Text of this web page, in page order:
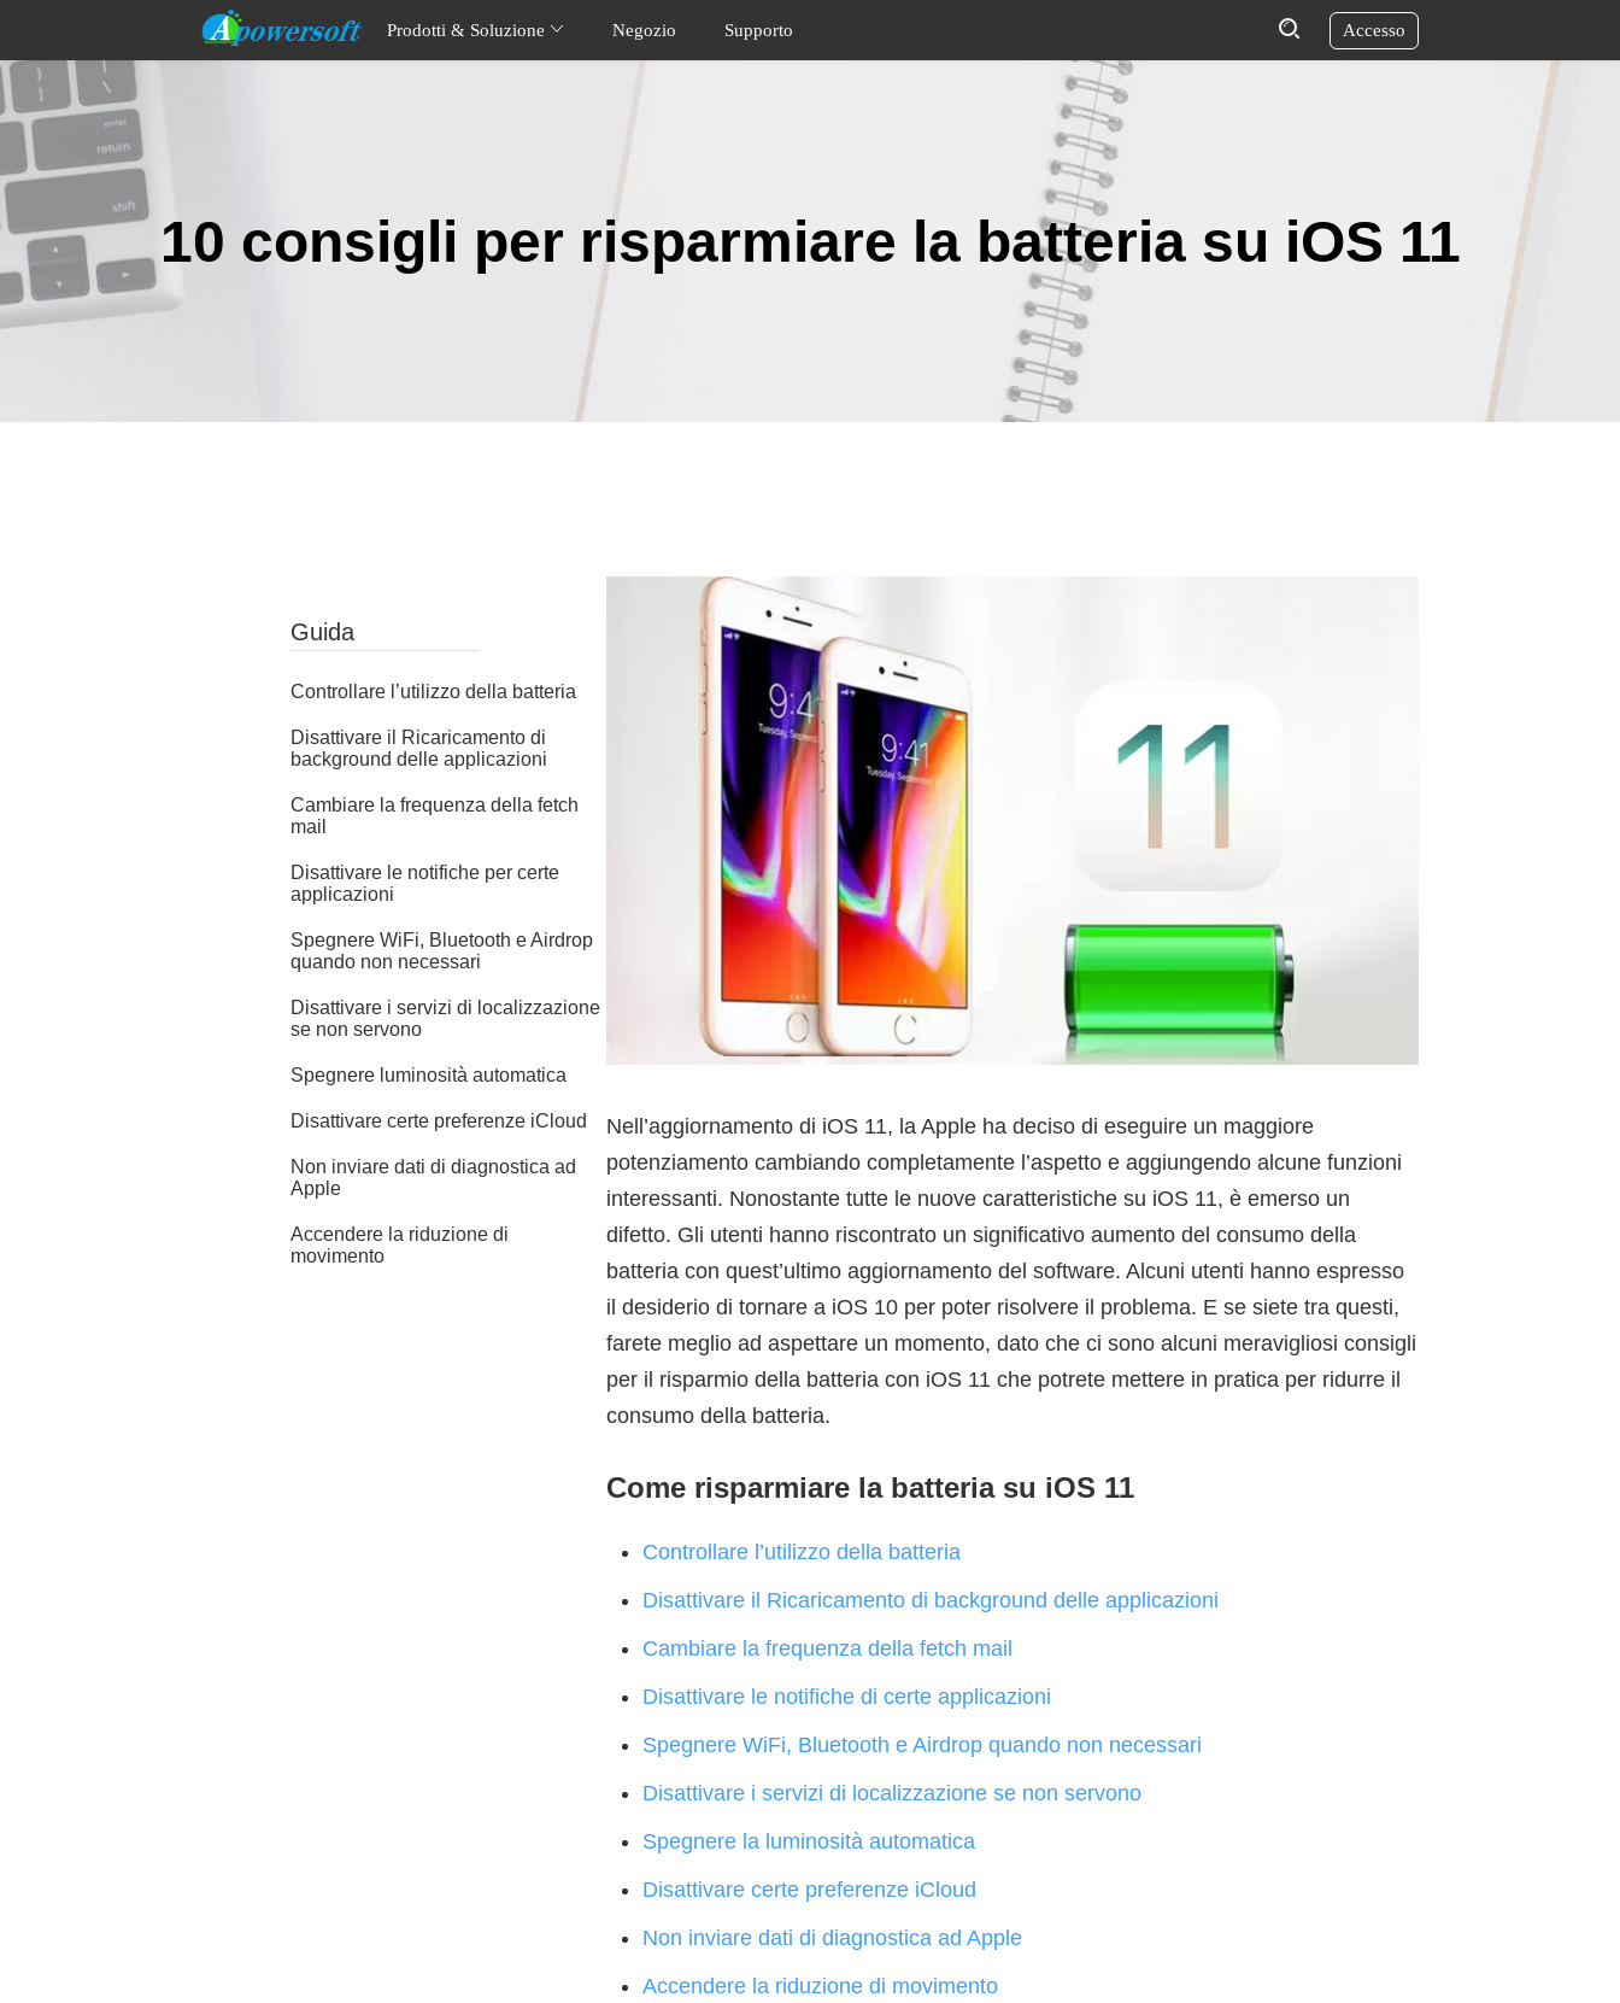
Prodotti & Soluzione Negozio Supporto Accesso
10 consigli per risparmiare la batteria su iOS 11
Guida
Controllare l’utilizzo della batteria
Disattivare il Ricaricamento di
background delle applicazioni
Cambiare la frequenza della fetch
mail
Disattivare le notifiche per certe
applicazioni
Spegnere WiFi, Bluetooth e Airdrop
quando non necessari
Disattivare i servizi di localizzazione
se non servono
Spegnere luminosità automatica
Disattivare certe preferenze iCloud
Non inviare dati di diagnostica ad
Apple
Accendere la riduzione di
movimento
Nell’aggiornamento di iOS 11, la Apple ha deciso di eseguire un maggiore
potenziamento cambiando completamente l’aspetto e aggiungendo alcune funzioni
interessanti. Nonostante tutte le nuove caratteristiche su iOS 11, è emerso un
difetto. Gli utenti hanno riscontrato un significativo aumento del consumo della
batteria con quest’ultimo aggiornamento del software. Alcuni utenti hanno espresso
il desiderio di tornare a iOS 10 per poter risolvere il problema. E se siete tra questi,
farete meglio ad aspettare un momento, dato che ci sono alcuni meravigliosi consigli
per il risparmio della batteria con iOS 11 che potrete mettere in pratica per ridurre il
consumo della batteria.
Come risparmiare la batteria su iOS 11
Controllare l’utilizzo della batteria
Disattivare il Ricaricamento di background delle applicazioni
Cambiare la frequenza della fetch mail
Disattivare le notifiche di certe applicazioni
Spegnere WiFi, Bluetooth e Airdrop quando non necessari
Disattivare i servizi di localizzazione se non servono
Spegnere la luminosità automatica
Disattivare certe preferenze iCloud
Non inviare dati di diagnostica ad Apple
Accendere la riduzione di movimento